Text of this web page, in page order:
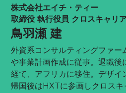
株式会社エイチ・ティー
取締役 執行役員 クロスキャリ
鳥羽瀬 建
外資系コンサルティングファー
や事業計画作成に従事。退職後
経て、アフリカに移住。デザイ
帰国後はHXTに参画しクロス